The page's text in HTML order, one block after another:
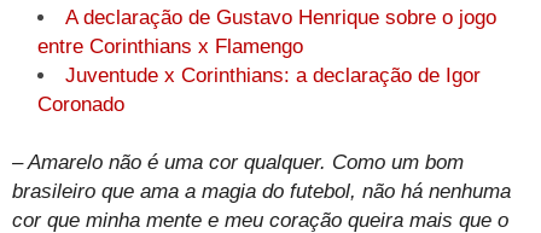
A declaração de Gustavo Henrique sobre o jogo
entre Corinthians x Flamengo
Juventude x Corinthians: a declaração de Igor
Coronado
– Amarelo não é uma cor qualquer. Como um bom
brasileiro que ama a magia do futebol, não há nenhuma
cor que minha mente e meu coração queira mais que o